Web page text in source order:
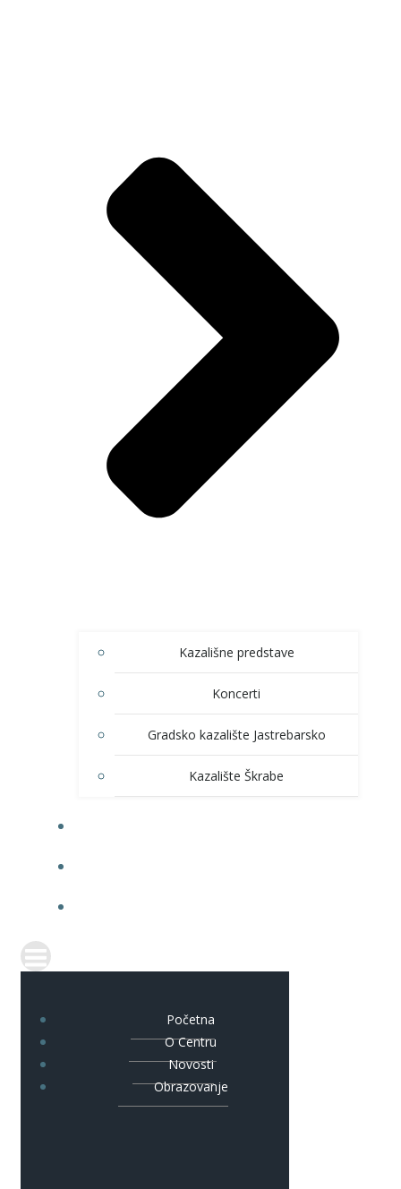
Kazališne predstave
Koncerti
Gradsko kazalište Jastrebarsko
Kazalište Škrabe
Početna
O Centru
Novosti
Obrazovanje